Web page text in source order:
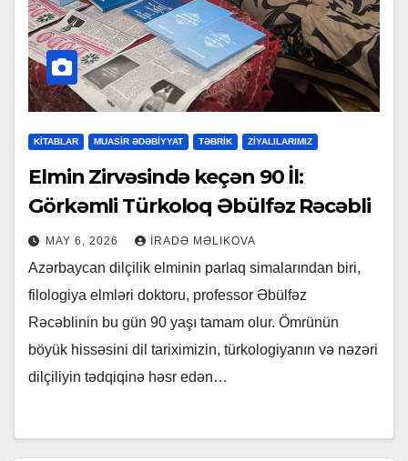
KİTABLAR MUASİR ƏDƏBİYYAT TƏBRİK ZİYALILARIMIZ
Elmin Zirvəsində keçən 90 İl:
Görkəmli Türkoloq Əbülfəz Rəcəbli
MAY 6, 2026 İRADƏ MƏLIKOVA
Azərbaycan dilçilik elminin parlaq simalarından biri,
filologiya elmləri doktoru, professor Əbülfəz
Rəcəblinin bu gün 90 yaşı tamam olur. Ömrünün
böyük hissəsini dil tariximizin, türkologiyanın və nəzəri
dilçiliyin tədqiqinə həsr edən…